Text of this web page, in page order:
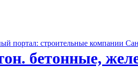
портал: строительные компании
бетонные,